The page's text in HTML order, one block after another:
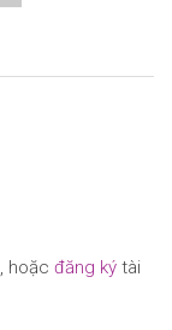
, hoặc đăng ký tài